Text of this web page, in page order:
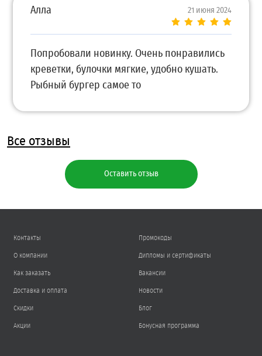
Оставить отзыв
Алла 21 июня 2024
Попробовали новинку. Очень понравились
креветки, булочки мягкие, удобно кушать.
Рыбный бургер самое то
Все отзывы
Контакты
О компании
Как заказать
Доставка и оплата
Скидки
Акции
Промокоды
Дипломы и сертификаты
Вакансии
Новости
Блог
Бонусная программа